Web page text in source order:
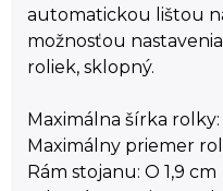
automatickou lištou
možnosťou
roliek, sklopný.
Maximálna šírka
Maximálny priemer
Rám stojanu: O 1,9 cm